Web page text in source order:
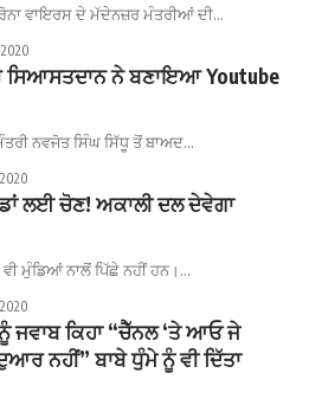
ਵਾਇਰਸ ਦੇ ਮੱਦੇਨਜ਼ਰ ਮੰਤਰੀਆਂ ਦੀ…
ਸਿਆਸਤਦਾਨ ਨੇ ਬਣਾਇਆ Youtube
ਨਵਜੋਤ ਸਿੰਘ ਸਿੱਧੂ ਤੋਂ ਬਾਅਦ…
ਲਈ ਚੋਣ! ਅਕਾਲੀ ਦਲ ਦੇਵੇਗਾ
ਮੁੰਡਿਆਂ ਨਾਲੋਂ ਪਿੱਛੇ ਨਹੀਂ ਹਨ।…
ਜਵਾਬ ਕਿਹਾ “ਚੈੱਨਲ ‘ਤੇ ਆਓ ਜੇ
ਨਹੀਂ” ਬਾਬੇ ਧੁੰਮੇ ਨੂੰ ਵੀ ਦਿੱਤਾ